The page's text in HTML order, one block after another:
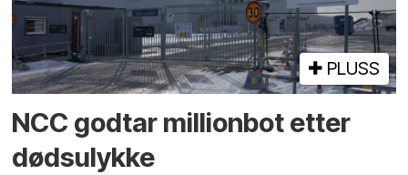
PLUSS
NCC godtar millionbot etter
dødsulykke